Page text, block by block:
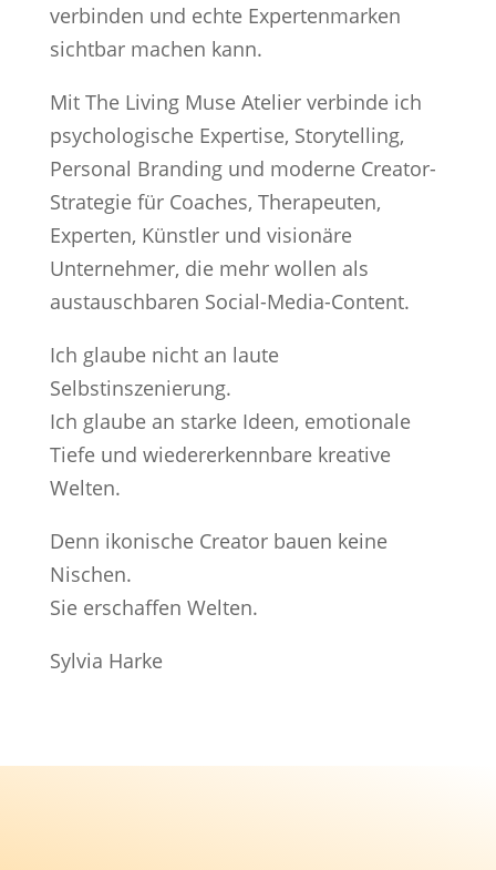
verbinden und echte Expertenmarken
sichtbar machen kann.
Mit The Living Muse Atelier verbinde ich
psychologische Expertise, Storytelling,
Personal Branding und moderne Creator-
Strategie für Coaches, Therapeuten,
Experten, Künstler und visionäre
Unternehmer, die mehr wollen als
austauschbaren Social-Media-Content.
Ich glaube nicht an laute
Selbstinszenierung.
Ich glaube an starke Ideen, emotionale
Tiefe und wiedererkennbare kreative
Welten.
Denn ikonische Creator bauen keine
Nischen.
Sie erschaffen Welten.
Sylvia Harke